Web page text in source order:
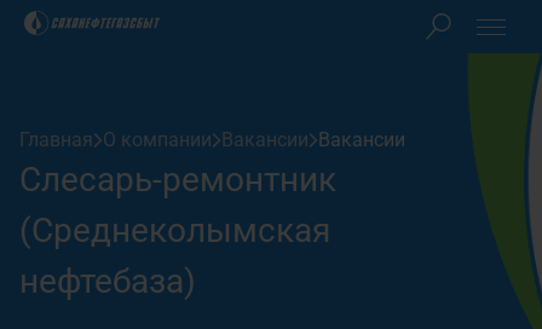
Акционерам
Закупки
О компании
Главная О компании Вакансии Вакансии
Слесарь-ремонтник
(Среднеколымская
нефтебаза)